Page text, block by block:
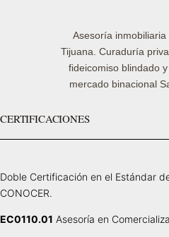
Asesoría
Tijuana. Curaduría
fideicomiso blindado
mercado binacional
CERTIFICACIONES
Doble Certificación en el Estándar
CONOCER.
EC0110.01 Asesoría en